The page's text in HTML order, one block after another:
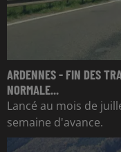
ARDENNES - FIN DES
NORMALE...
Lancé au mois de
semaine d'avance.